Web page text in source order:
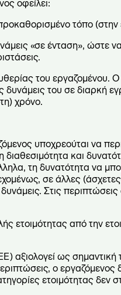
οφείλει:
τόπο (στην
«σε ένταση», ώστε
του εργαζομένου.
δυνάμεις του σε διαρκή
χρόνο.
υποχρεούται να
και
τη δυνατότητα να
σε άλλες
Στις περιπτώσεις
ετοιμότητας από την
ως σημαντική
ο
ετοιμότητας δεν